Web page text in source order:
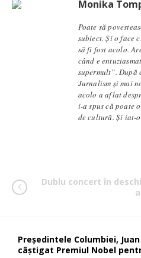
Monika
Poate să
subiect. Și o face
să fi fost acolo.
când e
supermult”. După
Jurnalism și mai
acolo a aflat
i-a spus că poate
de cultură. Și iat-
Dublu concert în
Președintele Columbiei,
câștigat Premiul Nobel